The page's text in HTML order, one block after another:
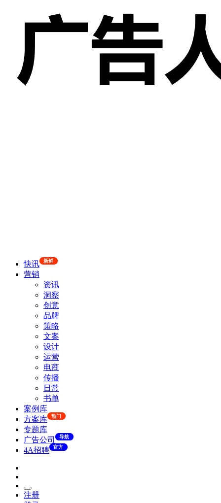
快讯 新鲜
营销
资讯
洞察
创意
品牌
策略
文案
设计
运营
电商
传播
日常
书单
案例库
方案库
热门
专题库
广告公司
导航
4A招聘 官方
注册